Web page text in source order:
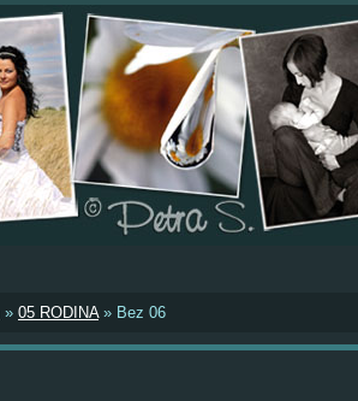
» 05 RODINA» Bez 06